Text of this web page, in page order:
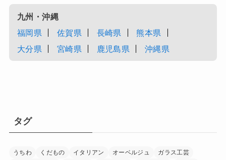
九州・沖縄
福岡県
佐賀県 長崎県
熊本県
大分県
宮崎県 鹿児島県 沖縄県
タグ
うちわ くだもの イタリアン オーベルジュ
ガラス工芸